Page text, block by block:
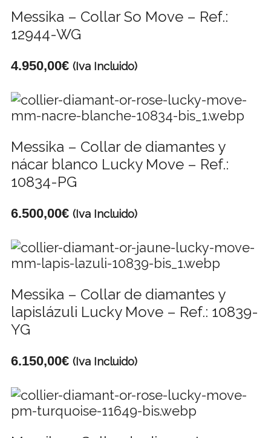
Messika – Collar So Move – Ref.:
12944-WG
4.950,00€ (Iva Incluido)
Messika – Collar de diamantes y
nácar blanco Lucky Move – Ref.:
10834-PG
6.500,00€ (Iva Incluido)
Messika – Collar de diamantes y
lapislázuli Lucky Move – Ref.: 10839-
YG
6.150,00€ (Iva Incluido)